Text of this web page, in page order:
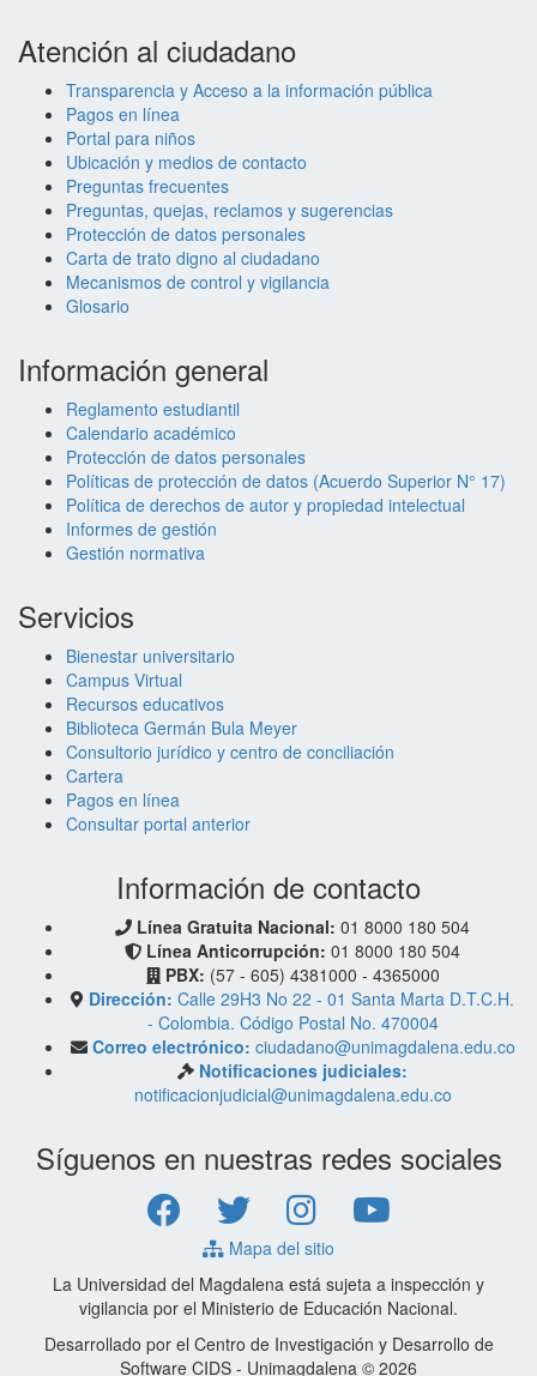
Atención al ciudadano
Transparencia y Acceso a la información pública
Pagos en línea
Portal para niños
Ubicación y medios de contacto
Preguntas frecuentes
Preguntas, quejas, reclamos y sugerencias
Protección de datos personales
Carta de trato digno al ciudadano
Mecanismos de control y vigilancia
Glosario
Información general
Reglamento estudiantil
Calendario académico
Protección de datos personales
Políticas de protección de datos (Acuerdo Superior N° 17)
Política de derechos de autor y propiedad intelectual
Informes de gestión
Gestión normativa
Servicios
Bienestar universitario
Campus Virtual
Recursos educativos
Biblioteca Germán Bula Meyer
Consultorio jurídico y centro de conciliación
Cartera
Pagos en línea
Consultar portal anterior
Información de contacto
Línea Gratuita Nacional: 01 8000 180 504
Línea Anticorrupción: 01 8000 180 504
PBX: (57 - 605) 4381000 - 4365000
Dirección: Calle 29H3 No 22 - 01 Santa Marta D.T.C.H.
- Colombia. Código Postal No. 470004
Correo electrónico: ciudadano@unimagdalena.edu.co
Notificaciones judiciales:
notificacionjudicial@unimagdalena.edu.co
Síguenos en nuestras redes sociales
Mapa del sitio
La Universidad del Magdalena está sujeta a inspección y
vigilancia por el Ministerio de Educación Nacional.
Desarrollado por el Centro de Investigación y Desarrollo de
Software CIDS - Unimagdalena © 2026